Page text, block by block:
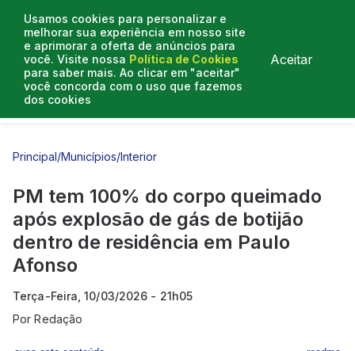
Usamos cookies para personalizar e
melhorar sua experiência em nosso site
e aprimorar a oferta de anúncios para
você. Visite nossa Política de Cookies
para saber mais. Ao clicar em "aceitar"
você concorda com o uso que fazemos
dos cookies
Aceitar
Entrevistas
Principal/Municípios/Interior
PM tem 100% do corpo queimado
após explosão de gás de botijão
dentro de residência em Paulo
Afonso
Terça-Feira, 10/03/2026 - 21h05
PorRedação